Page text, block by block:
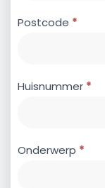
Postcode *
Huisnummer *
Onderwerp *